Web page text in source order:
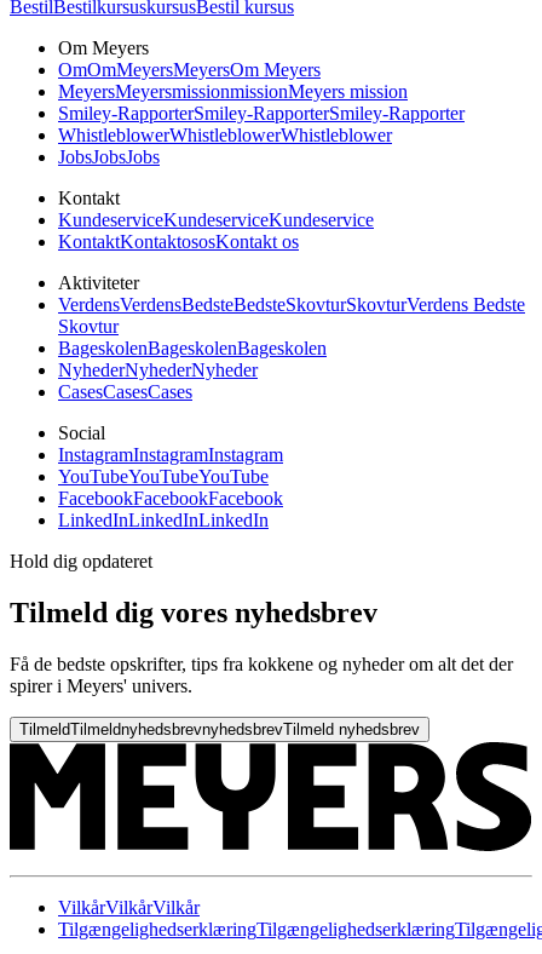
BestilBestilkursuskursusBestil kursus
Om Meyers
OmOmMeyersMeyersOm Meyers
MeyersMeyersmissionmissionMeyers mission
Smiley-RapporterSmiley-RapporterSmiley-Rapporter
WhistleblowerWhistleblowerWhistleblower
JobsJobsJobs
Kontakt
KundeserviceKundeserviceKundeservice
KontaktKontaktososKontakt os
Aktiviteter
VerdensVerdensBedsteBedsteSkovturSkovturVerdens Bedste
Skovtur
BageskolenBageskolenBageskolen
NyhederNyhederNyheder
CasesCasesCases
Social
InstagramInstagramInstagram
YouTubeYouTubeYouTube
FacebookFacebookFacebook
LinkedInLinkedInLinkedIn
Hold dig opdateret
Tilmeld dig vores nyhedsbrev
Få de bedste opskrifter, tips fra kokkene og nyheder om alt det der
spirer i Meyers' univers.
TilmeldTilmeldnyhedsbrevnyhedsbrevTilmeld nyhedsbrev
VilkårVilkårVilkår
TilgængelighedserklæringTilgængelighedserklæring